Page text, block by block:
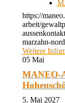
https://
arbeit/
marzahn-
Weitere
05 Mai
MANEO-
5. Mai 2027